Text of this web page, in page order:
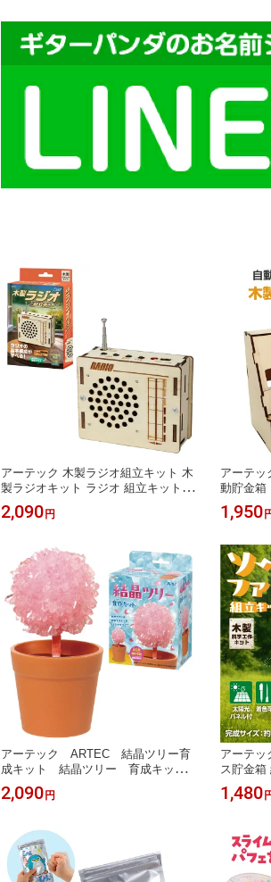
ート
アーテック 木製ラジオ組立キット 木
製ラジオキット ラジオ 組立キット 電
気工作 ウッドクラフト キット 工作
クラフト 工作キット 自由工作 自由研
大人 趣味 手芸 ハンドメイド DIY 教
材 イベント 景品 プレゼント おうち
遊び
2,090 円
アーテッ
動貯金箱
金箱 コ
キット
ト 自由
休み 小
メイド
1,950
アーテック ARTEC 結晶ツリー育
成キット 結晶ツリー 育成キット
実験 実験キット 実験セット 理
科 科学 科学工作 クラフト 工作
み 冬休み 小学校 中学校 教材
イベント ワークショップ 景品 プ
レゼント おうち遊び
2,090 円
アーテッ
ス貯金箱
貯金箱
要 再生
フト ク
自由研
中学校
1,480